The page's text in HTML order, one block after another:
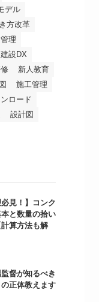
デル
方改革
理
建設DX
新人教育
施工管理
ロード
設計図
必見！】コンク
と数量の拾い
算方法も解
監督が知るべき
の正体教えます